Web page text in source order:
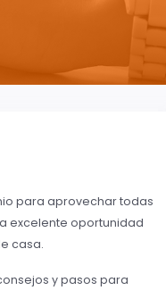
para aprovechar todas
excelente oportunidad
casa.
y pasos para